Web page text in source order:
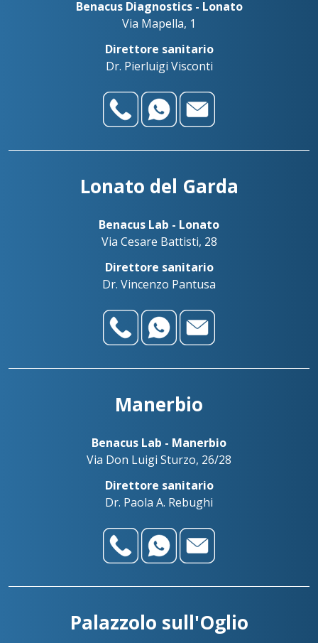
Benacus Diagnostics - Lonato
Via Mapella, 1
Direttore sanitario
Dr. Pierluigi Visconti
Lonato del Garda
Benacus Lab - Lonato
Via Cesare Battisti, 28
Direttore sanitario
Dr. Vincenzo Pantusa
Manerbio
Benacus Lab - Manerbio
Via Don Luigi Sturzo, 26/28
Direttore sanitario
Dr. Paola A. Rebughi
Palazzolo sull'Oglio